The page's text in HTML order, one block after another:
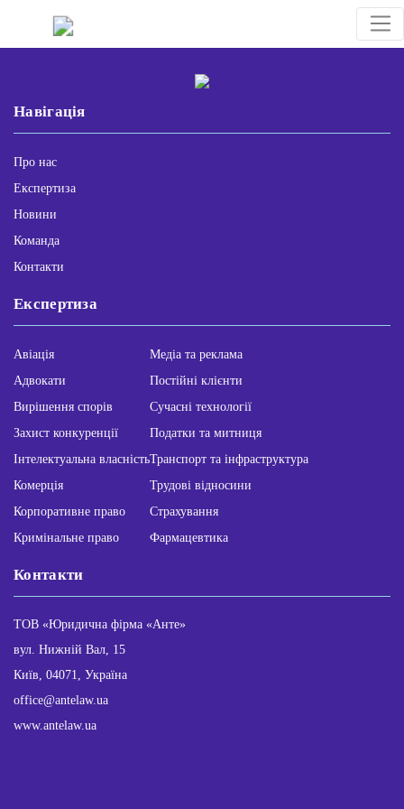
Навігація
Про нас
Експертиза
Новини
Команда
Контакти
Експертиза
Авіація
Адвокати
Вирішення спорів
Захист конкуренції
Інтелектуальна власність
Комерція
Корпоративне право
Кримінальне право
Медіа та реклама
Постійні клієнти
Сучасні технології
Податки та митниця
Транспорт та інфраструктура
Трудові відносини
Страхування
Фармацевтика
Контакти
ТОВ «Юридична фірма «Анте»
вул. Нижній Вал, 15
Київ, 04071, Україна
office@antelaw.ua
www.antelaw.ua